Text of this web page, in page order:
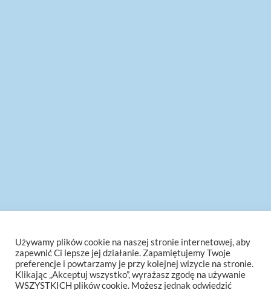
Używamy plików cookie na naszej stronie internetowej, aby
zapewnić Ci lepsze jej działanie. Zapamiętujemy Twoje
preferencje i powtarzamy je przy kolejnej wizycie na stronie.
Klikając „Akceptuj wszystko”, wyrażasz zgodę na używanie
WSZYSTKICH plików cookie. Możesz jednak odwiedzić